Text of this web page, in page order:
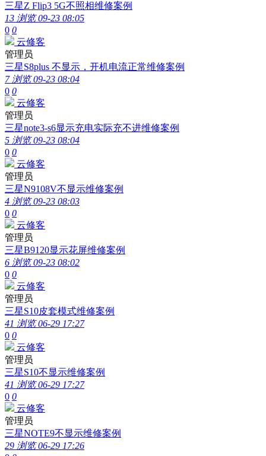
三星Z Flip3 5G不照相维修案例
13 浏览 09-23 08:05
0 0
云修客
管理员
三星S8plus 不显示，开机电流正常维修案例
7 浏览 09-23 08:04
0 0
云修客
管理员
三星note3-s6显示充电实际充不进维修案例
5 浏览 09-23 08:04
0 0
云修客
管理员
三星N9108V不显示维修案例
4 浏览 09-23 08:03
0 0
云修客
管理员
三星B9120显示花屏维修案例
6 浏览 09-23 08:02
0 0
云修客
管理员
三星S10皮套模式维修案例
41 浏览 06-29 17:27
0 0
云修客
管理员
三星S10不显示维修案例
41 浏览 06-29 17:27
0 0
云修客
管理员
三星NOTE9不显示维修案例
29 浏览 06-29 17:26